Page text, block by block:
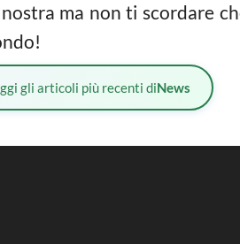
ma non ti scordare
gli articoli più recenti diNews